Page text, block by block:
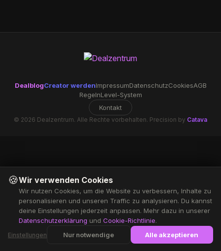
DealblogCreator werdenImpressumDatenschutzCookiesAGB
RegelnLevel-System
Kontakt
© 2026 Dealzentrum. Alle Rechte vorbehalten. Precision by Catava
🍪Wir verwenden Cookies
Wir nutzen Cookies, um die Website zu verbessern, Inhalte zu
personalisieren und unseren Traffic zu analysieren. Du kannst
deine Einstellungen jederzeit anpassen. Mehr dazu in unserer
Datenschutzerklärung und Cookie-Richtlinie.
Einstellungen Nur notwendige Alle akzeptieren